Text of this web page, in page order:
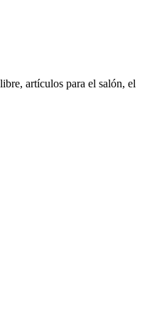
artículos para el salón, el